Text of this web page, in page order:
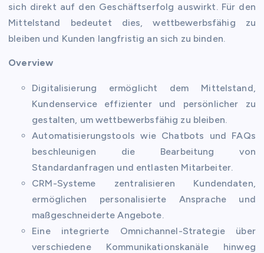
sich direkt auf den Geschäftserfolg auswirkt. Für den
Mittelstand bedeutet dies, wettbewerbsfähig zu
bleiben und Kunden langfristig an sich zu binden.
Overview
Digitalisierung ermöglicht dem Mittelstand,
Kundenservice effizienter und persönlicher zu
gestalten, um wettbewerbsfähig zu bleiben.
Automatisierungstools wie Chatbots und FAQs
beschleunigen die Bearbeitung von
Standardanfragen und entlasten Mitarbeiter.
CRM-Systeme zentralisieren Kundendaten,
ermöglichen personalisierte Ansprache und
maßgeschneiderte Angebote.
Eine integrierte Omnichannel-Strategie über
verschiedene Kommunikationskanäle hinweg